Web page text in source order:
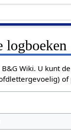
logboeken
Wiki. U kunt